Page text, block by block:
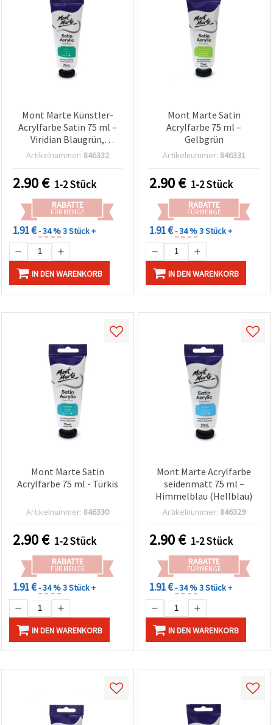
Mont Marte Künstler-
Acrylfarbe Satin 75 ml –
Viridian Blaugrün,
seidenmatt
Artikelnummer: 846332
2.90€ 1-2 Stück
RABATTE
FÜR MENGE
1.91 €- 34 %3 Stück +
IN DEN WARENKORB
Mont Marte Satin
Acrylfarbe 75 ml –
Gelbgrün
Artikelnummer: 846331
2.90€ 1-2 Stück
RABATTE
FÜR MENGE
1.91 €- 34 %3 Stück +
IN DEN WARENKORB
Mont Marte Satin
Acrylfarbe 75 ml - Türkis
Artikelnummer: 846330
2.90€ 1-2 Stück
RABATTE
FÜR MENGE
1.91 €- 34 %3 Stück +
IN DEN WARENKORB
Mont Marte Acrylfarbe
seidenmatt 75 ml –
Himmelblau (Hellblau)
Artikelnummer: 846329
2.90€ 1-2 Stück
RABATTE
FÜR MENGE
1.91 €- 34 %3 Stück +
IN DEN WARENKORB